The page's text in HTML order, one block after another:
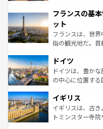
ませてくれるイタ
なお、新着のイタ
しい。
文化が根付くこの
れる闘牛、そして
る。首都マドリ
アートに溢れた
せる。地方によ
ンテンツ一覧を参
フランスの基
ット
フランスは、世
指の観光地だ。
で、幅広い魅力
聖堂、美しいビ
から魅了する。
いる。シャンパン
香り高いラベン
らに、パリ以外
ドイツ
ドイツは、豊か
の中心に位置す
顔を持つこの国は
ルリンの文化的
してライン川沿
イギリス
イギリスは、古
トミンスター寺